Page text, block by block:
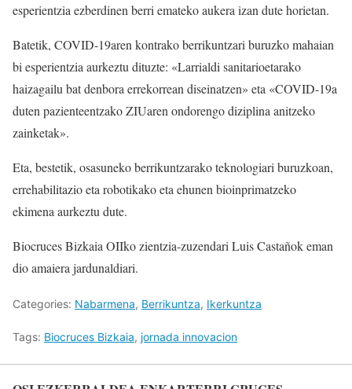
esperientzia ezberdinen berri emateko aukera izan dute horietan.
Batetik, COVID-19aren kontrako berrikuntzari buruzko mahaian
bi esperientzia aurkeztu dituzte: «Larrialdi sanitarioetarako
haizagailu bat denbora errekorrean diseinatzen» eta «COVID-19a
duten pazienteentzako ZIUaren ondorengo diziplina anitzeko
zainketak».
Eta, bestetik, osasuneko berrikuntzarako teknologiari buruzkoan,
errehabilitazio eta robotikako eta ehunen bioinprimatzeko
ekimena aurkeztu dute.
Biocruces Bizkaia OIIko zientzia-zuzendari Luis Castañok eman
dio amaiera jardunaldiari.
Categories: Nabarmena, Berrikuntza, Ikerkuntza
Tags: Biocruces Bizkaia, jornada innovacion